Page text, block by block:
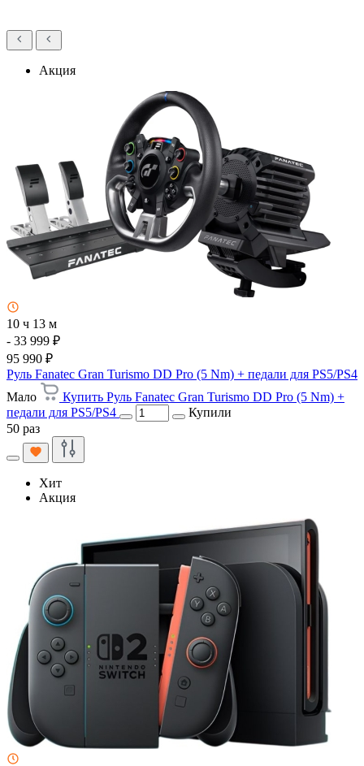
Акция
10 ч 13 м
- 33 999 ₽
95 990 ₽
Руль Fanatec Gran Turismo DD Pro (5 Nm) + педали для PS5/PS4
Мало
Купить Руль Fanatec Gran Turismo DD Pro (5 Nm) +
педали для PS5/PS4
Купили
50 раз
Хит
Акция